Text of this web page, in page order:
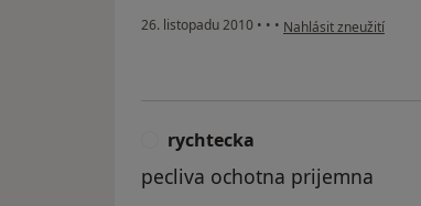
26. listopadu 2010 • • • podle názoru uživatele
Nahlásit zneužití
rychtecka
pecliva ochotna prijemna